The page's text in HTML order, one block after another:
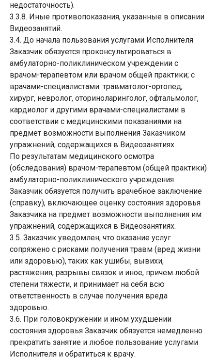
недостаточность).
3.3.8. Иные противопоказания, указанные в описании
Видеозанятий.
3.4. До начала пользования услугами Исполнителя
Заказчик обязуется проконсультироваться в
амбулаторно-поликлиническом учреждении с
врачом-терапевтом или врачом общей практики; с
врачами-специалистами: травматолог-ортопед,
хирург, невролог, оториноларинголог, офтальмолог,
кардиолог и другими врачами-специалистами в
соответствии с медицинскими показаниями на
предмет возможности выполнения Заказчиком
упражнений, содержащихся в Видеозанятиях.
По результатам медицинского осмотра
(обследования) врачом-терапевтом (общей практики)
амбулаторно-поликлинического учреждения
Заказчик обязуется получить врачебное заключение
(справку), включающее оценку состояния здоровья
Заказчика на предмет возможности выполнения им
упражнений, содержащихся в Видеозанятиях.
3.5. Заказчик уведомлен, что оказание услуг
сопряжено с рисками получения травм (вред жизни
или здоровью), таких как ушибы, вывихи,
растяжения, разрывы связок и иное, причем любой
степени тяжести, и принимает на себя всю
ответственность в случае получения вреда
здоровью.
3.6. При головокружении и ином ухудшении
состояния здоровья Заказчик обязуется немедленно
прекратить занятие и любое пользование услугами
Исполнителя и обратиться к врачу.